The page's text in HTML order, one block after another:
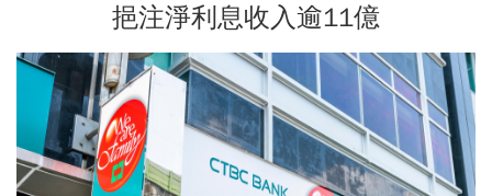
挹注淨利息收入逾11億